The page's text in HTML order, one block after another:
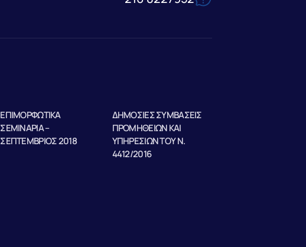
ΕΠΙΜΟΡΦΩΤΙΚΑ
ΣΕΜΙΝΑΡΙΑ –
ΣΕΠΤΕΜΒΡΙΟΣ 2018
ΔΗΜΟΣΙΕΣ ΣΥΜΒΑΣΕΙΣ
ΠΡΟΜΗΘΕΙΩΝ ΚΑΙ
ΥΠΗΡΕΣΙΩΝ ΤΟΥ Ν.
4412/2016